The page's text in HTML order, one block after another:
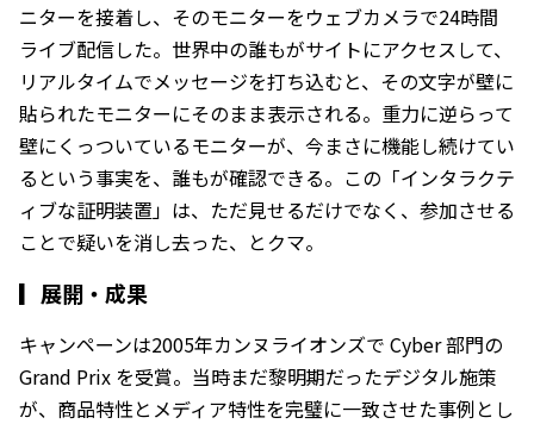
ニターを接着し、そのモニターをウェブカメラで24時間
ライブ配信した。世界中の誰もがサイトにアクセスして、
リアルタイムでメッセージを打ち込むと、その文字が壁に
貼られたモニターにそのまま表示される。重力に逆らって
壁にくっついているモニターが、今まさに機能し続けてい
るという事実を、誰もが確認できる。この「インタラクテ
ィブな証明装置」は、ただ見せるだけでなく、参加させる
ことで疑いを消し去った、とクマ。
▎ 展開・成果
キャンペーンは2005年カンヌライオンズで Cyber 部門の
Grand Prix を受賞。当時まだ黎明期だったデジタル施策
が、商品特性とメディア特性を完璧に一致させた事例とし